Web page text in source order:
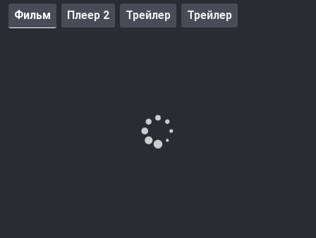
оборачивается проблемами, которых они точно не
ожидали.
Фильм Плеер 2 Трейлер Трейлер